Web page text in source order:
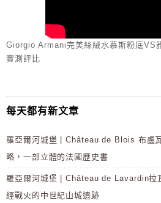
Giorgio Armani完美絲絨水慕斯粉底VS
實測評比
每天都有新文章
羅亞爾河城堡 | Château de Blois 布盧
略，一部立體的法國歷史書
羅亞爾河城堡 | Château de Lavardin拉
經戰火的中世紀山城遺跡